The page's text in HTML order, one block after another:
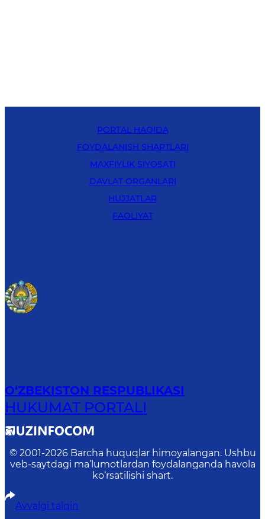
PORTAL HAQIDA
FOYDALANISH SHARTLARI
MAXFIYLIK SIYOSATI
DAVLAT ORGANLARI
HUJJATLAR
FAOLIYAT
O‘ZBEKISTON RESPUBLIKASI
HUKUMAT PORTALI
© 2001-2026 Barcha huquqlar himoyalangan. Ushbu
veb-saytdagi ma’lumotlardan foydalanganda havola
ko‘rsatilishi shart.
Avvalgi talqin